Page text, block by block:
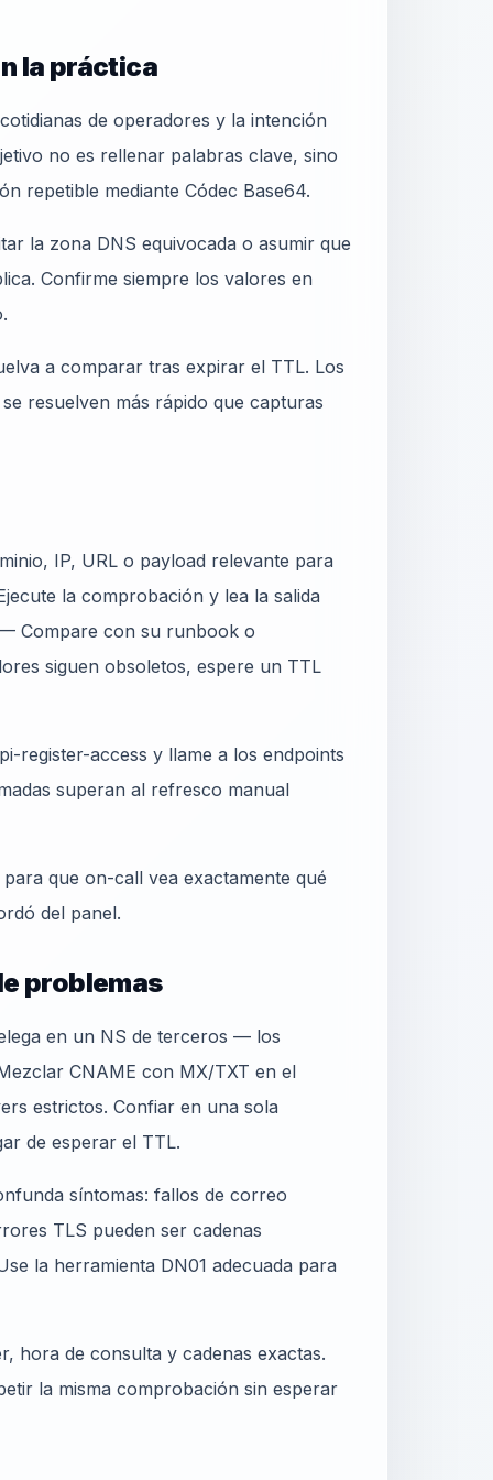
la práctica
de operadores y la intención
no es rellenar palabras clave, sino
repetible mediante Códec Base64.
la zona DNS equivocada o asumir que
Confirme siempre los valores en
a comparar tras expirar el TTL. Los
resuelven más rápido que capturas
IP, URL o payload relevante para
la comprobación y lea la salida
Compare con su runbook o
siguen obsoletos, espere un TTL
register-access y llame a los endpoints
superan al refresco manual
que on-call vea exactamente qué
del panel.
problemas
en un NS de terceros — los
CNAME con MX/TXT en el
estrictos. Confiar en una sola
de esperar el TTL.
síntomas: fallos de correo
TLS pueden ser cadenas
la herramienta DN01 adecuada para
hora de consulta y cadenas exactas.
la misma comprobación sin esperar